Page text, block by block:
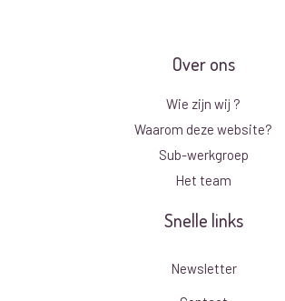
Over ons
Wie zijn wij ?
Waarom deze website?
Sub-werkgroep
Het team
Snelle links
Newsletter